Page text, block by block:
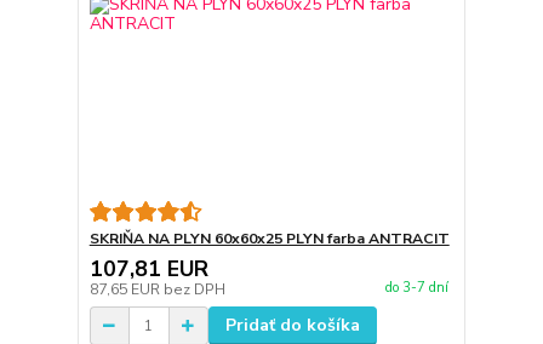
SKRIŇA NA PLYN 60x60x25 PLYN farba ANTRACIT
107,81 EUR
87,65 EUR bez DPH do 3-7 dní
Pridať do košíka